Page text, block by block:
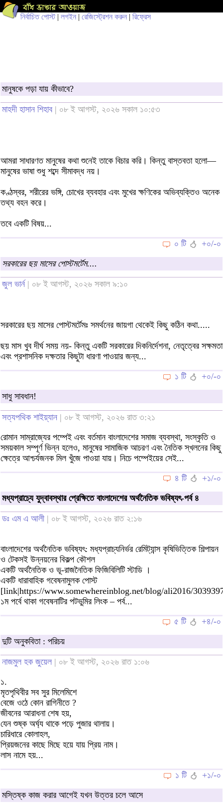
নির্বাচিত পোস্ট| লগইন | রেজিস্ট্রেশন করুন | রিফ্রেস
মানুষকে পড়া যায় কীভাবে?
মাহদী হাসান শিহাব | ০৮ ই আগস্ট, ২০২৬ সকাল ১০:৫৩
আমরা সাধারণত মানুষের কথা শুনেই তাকে বিচার করি। কিন্তু বাস্তবতা হলো—
মানুষের ভাষা শুধু শব্দে সীমাবদ্ধ নয়।
কণ্ঠস্বর, শরীরের ভঙ্গি, চোখের ব্যবহার এবং মুখের ক্ষণিকের অভিব্যক্তিও অনেক
তথ্য বহন করে।
তবে একটি বিষয়...
০ টি
+০/-০
সরকারের ছয় মাসের পোস্টমর্টেম....
জুল ভার্ন | ০৮ ই আগস্ট, ২০২৬ সকাল ৯:১০
সরকারের ছয় মাসের পোস্টমর্টেমঃ সমর্থনের জায়গা থেকেই কিছু কঠিন কথা.....
ছয় মাস খুব দীর্ঘ সময় নয়- কিন্তু একটি সরকারের দিকনির্দেশনা, নেতৃত্বের সক্ষমতা
এবং প্রশাসনিক দক্ষতার কিছুটা ধারণা পাওয়ার জন্য...
১ টি
+০/-০
সাধু সাবধান!
সত্যপথিক শাইয়্যান | ০৮ ই আগস্ট, ২০২৬ রাত ৩:২১
রোমান সাম্রাজ্যের পম্পেই এবং বর্তমান বাংলাদেশের সমাজ ব্যবস্থা, সংস্কৃতি ও
সময়কাল সম্পূর্ণ ভিন্ন হলেও, মানুষের সামাজিক আচরণ এবং নৈতিক স্খলনের কিছু
ক্ষেত্রে আশ্চর্যজনক মিল খুঁজে পাওয়া যায়। নিচে পম্পেইয়ের সেই...
৪ টি
+১/-০
মধ্যপ্রাচ্যে যুদ্বাবস্থার প্রেক্ষিতে বাংলাদেশের অর্থনৈতিক ভবিষ্যৎ-পর্ব ৪
ডঃ এম এ আলী| ০৮ ই আগস্ট, ২০২৬ রাত ২:১৬
বাংলাদেশের অর্থনৈতিক ভবিষ্যৎ: মধ্যপ্রাচ্যনির্ভর রেমিট্যান্স কৃষিভিত্তিক শিল্পায়ন
ও টেকসই উন্নয়নের বিকল্প কৌশল
একটি অর্থনৈতিক ও ভূ-রাজনৈতিক ফিজিবিলিটি স্টাডি ।
একটি ধারাবাহিক গবেষনামুলক পোস্ট
[link|https://www.somewhereinblog.net/blog/ali2016/
১ম পর্বে থাকা গবেষনাটির পটভুমির লিংক – পর্ব...
৫ টি
+৪/-০
দুটি অনুকবিতা : পরিচয়
নাজমুল হক জুয়েল | ০৮ ই আগস্ট, ২০২৬ রাত ১:০৬
১.
মৃতপৃথিবীর সব সুর মিলেমিশে
বেজে ওঠে কোন রাগিনীতে ?
জীবনের আরাধনা শেষ হয়,
যেন শুষ্ক অর্ঘ্য থাকে পড়ে পুজার থালায়।
চারিধারে কোলাহল,
প্রিয়জনের কাছে মিছে হয়ে যায় প্রিয় নাম।
লাস নামে হয়...
১ টি
+১/-০
মস্তিষ্ক কাজ করার আগেই যখন উত্তর চলে আসে